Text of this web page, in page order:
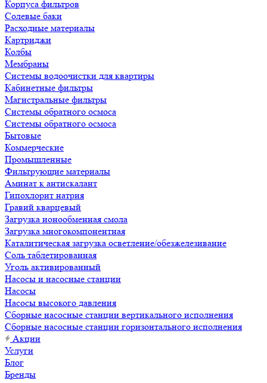
Корпуса фильтров
Солевые баки
Расходные материалы
Картриджи
Колбы
Мембраны
Системы водоочистки для квартиры
Кабинетные фильтры
Магистральные фильтры
Системы обратного осмоса
Системы обратного осмоса
Бытовые
Коммерческие
Промышленные
Фильтрующие материалы
Аминат к антискалант
Гипохлорит натрия
Гравий кварцевый
Загрузка ионообменная смола
Загрузка многокомпонентная
Каталитическая загрузка осветление/обезжелезивание
Соль таблетированная
Уголь активированный
Насосы и насосные станции
Насосы
Насосы высокого давления
Сборные насосные станции вертикального исполнения
Сборные насосные станции горизонтального исполнения
Акции
Услуги
Блог
Бренды